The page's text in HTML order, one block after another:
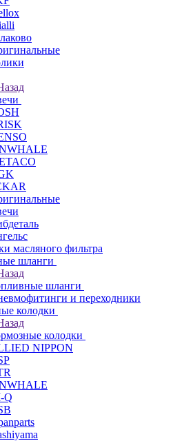
масляного фильтра
шланги
шланги
и переходники
колодки
колодки
NIPPON
Q